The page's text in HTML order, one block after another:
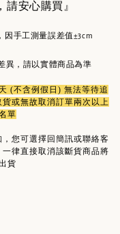
請安心購買』
因手工測量誤差值±3cm
異，請以實體商品為準
(不含例假日) 無法等待追
或無故取消訂單兩次以上
單
您可選擇回簡訊或聯絡客
律直接取消該斷貨商品將
貨